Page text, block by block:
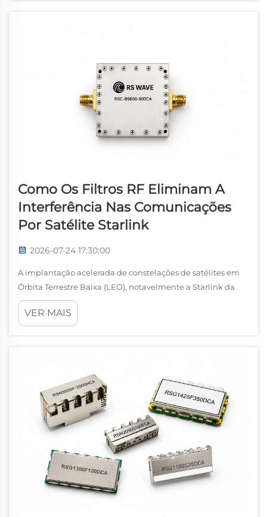
Como Os Filtros RF Eliminam A
Interferência Nas Comunicações
Por Satélite Starlink
2026-07-24 17:30:00
A implantação acelerada de constelações de satélites em
Órbita Terrestre Baixa (LEO), notavelmente a Starlink da
SpaceX, transformou fundamentalmente o panorama
global das telecomunicações. Ao posicionar milhares de
VER MAIS